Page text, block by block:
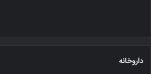
داروخانه